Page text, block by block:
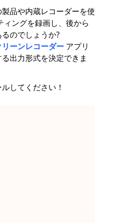
品や内蔵レコーダーを使
ィングを録画し、後から
のでしょうか?
ーンレコーダー アプリ
出力形式を決定できま
してください！